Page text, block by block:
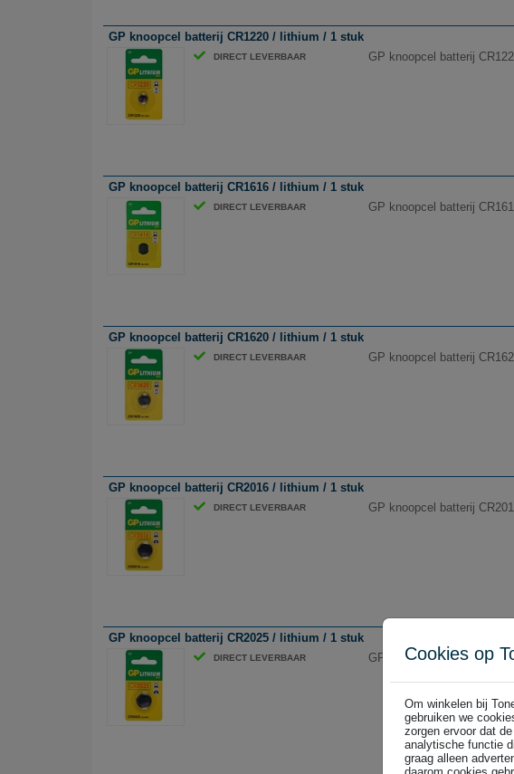
GP knoopcel batterij CR1220 / lithium / 1 stuk
DIRECT LEVERBAAR GP knoopcel batterij
GP knoopcel batterij CR1616 / lithium / 1 stuk
DIRECT LEVERBAAR GP knoopcel batterij
GP knoopcel batterij CR1620 / lithium / 1 stuk
DIRECT LEVERBAAR GP knoopcel batterij
GP knoopcel batterij CR2016 / lithium / 1 stuk
DIRECT LEVERBAAR GP knoopcel batterij
GP knoopcel batterij CR2025 / lithium / 1 stuk
DIRECT LEVERBAAR GP knoopcel batterij
Cookies op
Om winkelen bij
gebruiken we
zorgen ervoor dat
analytische functie
graag alleen